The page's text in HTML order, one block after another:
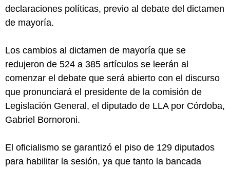
declaraciones políticas, previo al debate del dictamen
de mayoría.
Los cambios al dictamen de mayoría que se
redujeron de 524 a 385 artículos se leerán al
comenzar el debate que será abierto con el discurso
que pronunciará el presidente de la comisión de
Legislación General, el diputado de LLA por Córdoba,
Gabriel Bornoroni.
El oficialismo se garantizó el piso de 129 diputados
para habilitar la sesión, ya que tanto la bancada